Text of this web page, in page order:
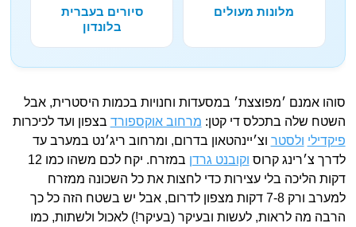
מלונות מעולים
סיורים בעברית
בלונדון
סוהו אמנם ׳מפוצצת׳ במסעדות וחנויות בכמות היסטרית, אבל
השטח שלה בתכלס די קטן: מרחוב אוקספורד בצפון ועד לכיכרות
פיקדילי ולסטר וצ׳יינהטאון בדרום, ומרחוב ריג׳נט במערב עד
לדרך צ׳רינג קרוס וקובנט גרדן
במזרח. יקח לכם משהו כמו 12
דקות הליכה בלי עצירות כדי לחצות את כל השכונה ממזרח
למערב ורק 7-8 דקות מצפון לדרום, אבל יש בשטח הזה כל כך
הרבה מה לראות, לעשות ובעיקר (בעיקר!) לאכול ולשתות, כמו